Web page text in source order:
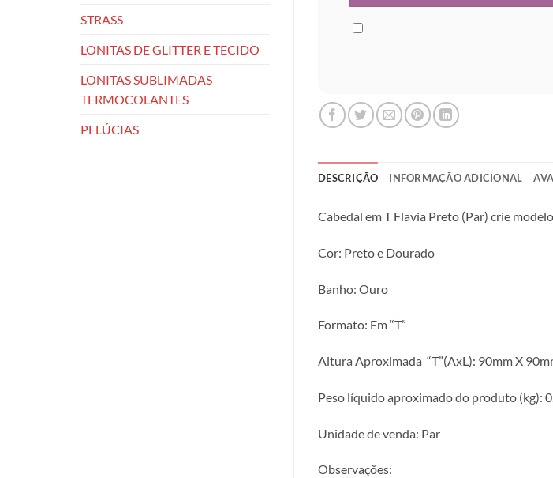
STRASS
LONITAS DE GLITTER E TECIDO
LONITAS SUBLIMADAS
TERMOCOLANTES
PELÚCIAS
DESCRIÇÃO INFORMAÇÃO ADICIONAL
Cabedal em T Flavia Preto (Par) crie
Cor: Preto e Dourado
Banho: Ouro
Formato: Em “T”
Altura Aproximada “T”(AxL): 90mm X
Peso líquido aproximado do produto (kg):
Unidade de venda: Par
Observações: